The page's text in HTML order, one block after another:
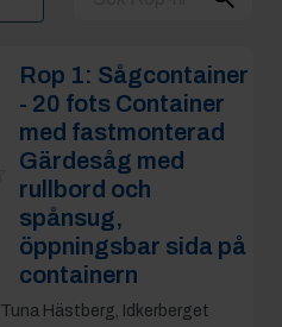
Rop 1: Sågcontainer
- 20 fots Container
med fastmonterad
Gärdesåg med
rullbord och
spånsug,
öppningsbar sida på
containern
Tuna Hästberg, Idkerberget